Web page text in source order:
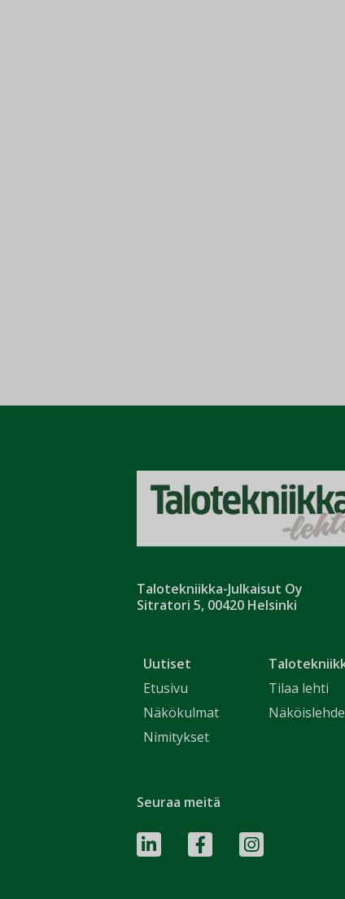
Talotekniikka-Julkaisut Oy
Sitratori 5, 00420 Helsinki
Uutiset
Etusivu
Näkökulmat
Nimitykset
Tilaa lehti
Seuraa meitä